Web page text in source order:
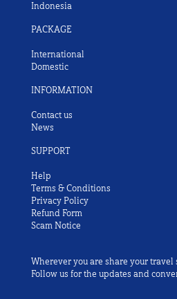
Indonesia
PACKAGE
International
Domestic
INFORMATION
Contact us
News
SUPPORT
Help
Terms & Conditions
Privacy Policy
Refund Form
Scam Notice
Wherever you are share your
Follow us for the updates and